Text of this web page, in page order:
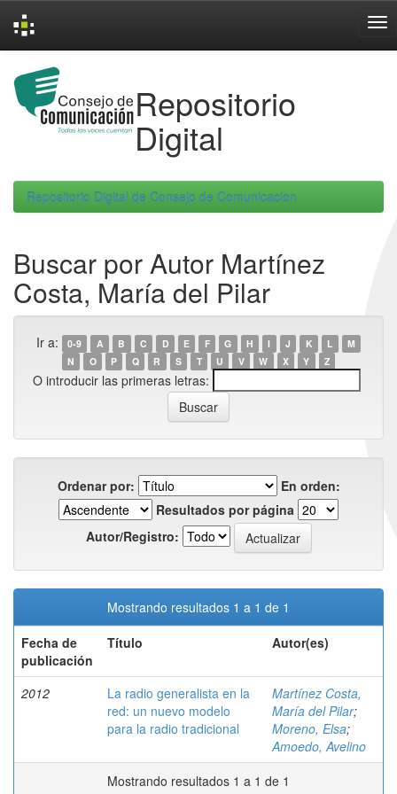
navigation
Repositorio
Digital
Repositorio Digital de Consejo de Comunicacion
Buscar por Autor Martínez
Costa, María del Pilar
Ir a: 0-9 A B C D E F G H I J K L
M
N
O P Q R S T U V W X Y Z
O introducir las primeras letras:
Ordenar por:
En orden:
Resultados por página
Autor/Registro:
Mostrando resultados 1 a 1 de 1
Fecha de
publicación
Título Autor(es)
2012
La radio generalista en la
red: un nuevo modelo
para la radio tradicional
Martínez Costa,
María del Pilar;
Moreno, Elsa;
Amoedo, Avelino
Mostrando resultados 1 a 1 de 1